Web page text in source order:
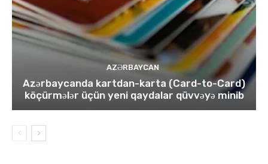
AZƏRBAYCAN
Azərbaycanda kartdan-karta (Card-to-Card)
köçürmələr üçün yeni qaydalar qüvvəyə minib